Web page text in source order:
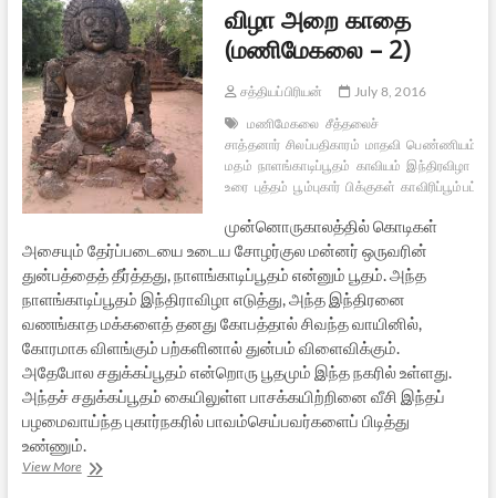
விழா அறை காதை
(மணிமேகலை – 2)
சத்தியப்பிரியன்
July 8, 2016
மணிமேகலை சீத்தலைச்
சாத்தனார் சிலப்பதிகாரம் மாதவி பெண்ணியம்
மதம் நாளங்காடிப்பூதம் காவியம் இந்திரவிழா
உரை புத்தம் பூம்புகார் பிக்குகள்
முன்னொருகாலத்தில் கொடிகள்
அசையும் தேர்ப்படையை உடைய சோழர்குல மன்னர் ஒருவரின்
துன்பத்தைத் தீர்த்தது, நாளங்காடிப்பூதம் என்னும் பூதம். அந்த
நாளங்காடிப்பூதம் இந்திராவிழா எடுத்து, அந்த இந்திரனை
வணங்காத மக்களைத் தனது கோபத்தால் சிவந்த வாயினில்,
கோரமாக விளங்கும் பற்களினால் துன்பம் விளைவிக்கும்.
அதேபோல சதுக்கப்பூதம் என்றொரு பூதமும் இந்த நகரில் உள்ளது.
அந்தச் சதுக்கப்பூதம் கையிலுள்ள பாசக்கயிற்றினை வீசி இந்தப்
பழமைவாய்ந்த புகார்நகரில் பாவம்செய்பவர்களைப் பிடித்து
உண்ணும்.
View Moreவிழா